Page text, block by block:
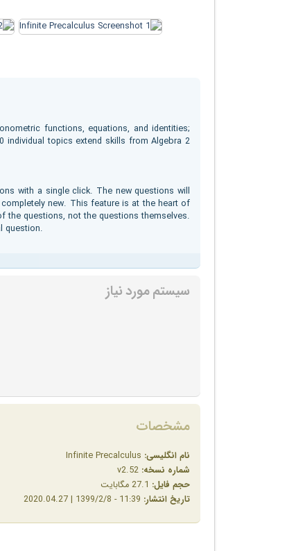
functions, equations, and identities;
individual topics extend skills from Algebra 2
with a single click. The new questions will
new. This feature is at the heart of
the questions, not the questions themselves.
question.
سیستم مورد نیاز
مشخصات
نام انگلیسی:
شماره نسخه:
حجم فایل:
تاریخ انتشار: